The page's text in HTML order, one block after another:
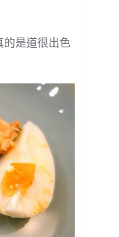
的是道很出色